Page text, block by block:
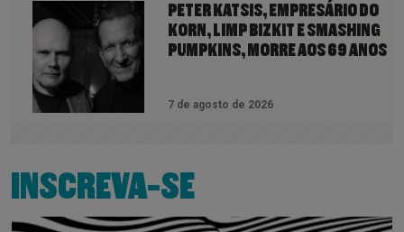
PETER KATSIS, EMPRESÁRIO DO
KORN, LIMP BIZKIT E SMASHING
PUMPKINS, MORRE AOS 69 ANOS
7 de agosto de 2026
INSCREVA-SE